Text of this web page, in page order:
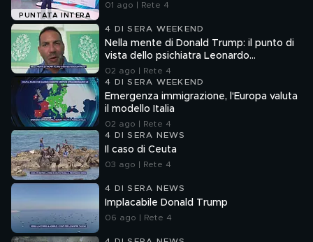
PUNTATA INTERA
01 ago | Rete 4
4 DI SERA WEEKEND
Nella mente di Donald Trump: il punto di
vista dello psichiatra Leonardo
Mendolicchio
02 ago | Rete 4
4 DI SERA WEEKEND
Emergenza immigrazione, l'Europa valuta
il modello Italia
02 ago | Rete 4
4 DI SERA NEWS
Il caso di Ceuta
03 ago | Rete 4
4 DI SERA NEWS
Implacabile Donald Trump
06 ago | Rete 4